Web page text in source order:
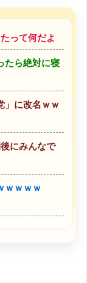
って何だよ
たら絶対に寝
」に改名ｗｗ
にみんなで
ｗｗｗｗ